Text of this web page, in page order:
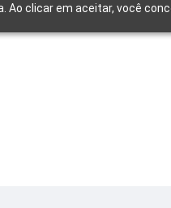
clicar em aceitar, você